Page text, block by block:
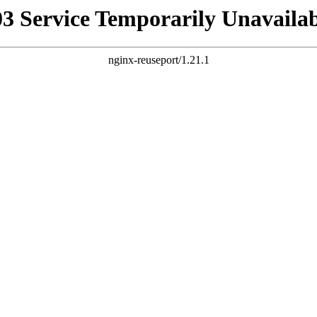
Service Temporarily
nginx-reuseport/1.21.1